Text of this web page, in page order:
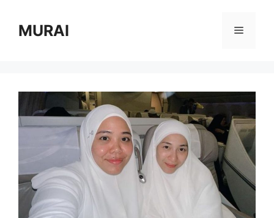
contentMURAI Menu